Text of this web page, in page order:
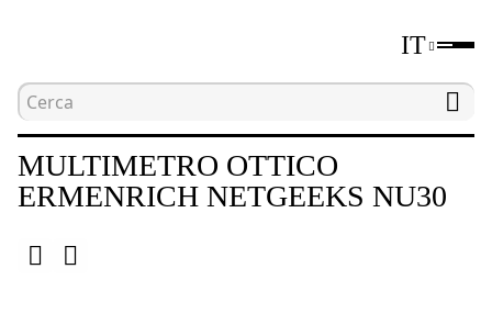
IT
Home
MULTIMETRO OTTICO
ERMENRICH NETGEEKS NU30